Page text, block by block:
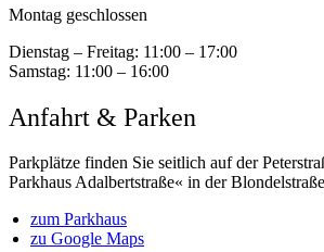
Montag geschlossen
Dienstag – Freitag: 11:00 – 17:00
Samstag: 11:00 – 16:00
Anfahrt & Parken
Parkplätze finden Sie seitlich auf der
Parkhaus Adalbertstraße« in der
zum Parkhaus
zu Google Maps